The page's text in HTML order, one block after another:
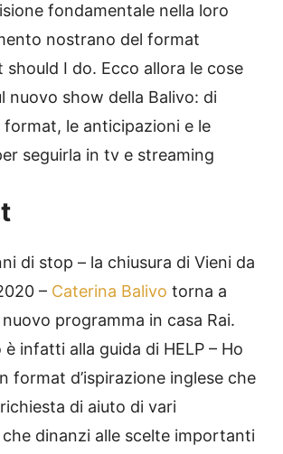
fondamentale nella loro
nostrano del format
should I do. Ecco allora le cose
nuovo show della Balivo: di
format, le anticipazioni e le
seguirla in tv e streaming
di stop – la chiusura di Vieni da
– Caterina Balivo torna a
programma in casa Rai.
infatti alla guida di HELP – Ho
format d’ispirazione inglese che
di aiuto di vari
dinanzi alle scelte importanti